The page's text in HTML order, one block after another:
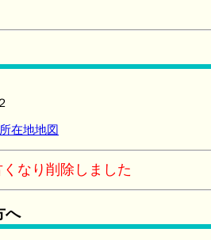
在地地図
なり削除しました
へ